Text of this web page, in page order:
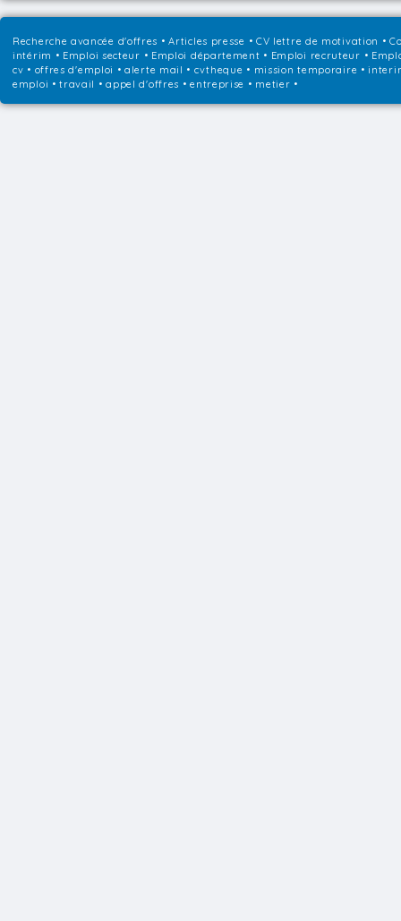
Recherche avancée d'offres •Articles presse • CV lettre de motivation •
intérim • Emploi secteur • Emploi département • Emploi recruteur •
cv • offres d'emploi • alerte mail • cvtheque • mission temporaire •
emploi • travail • appel d'offres • entreprise • metier •